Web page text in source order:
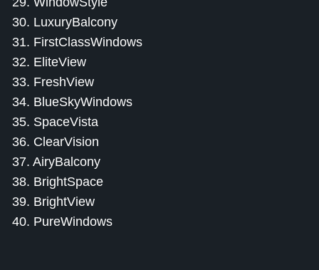
30. LuxuryBalcony
31. FirstClassWindows
32. EliteView
33. FreshView
34. BlueSkyWindows
35. SpaceVista
36. ClearVision
37. AiryBalcony
38. BrightSpace
39. BrightView
40. PureWindows